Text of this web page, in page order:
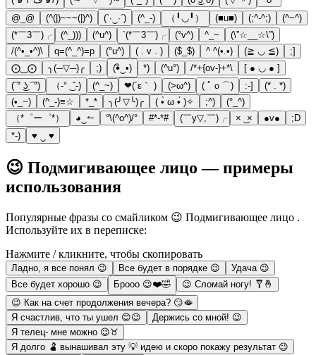
@_@
(^(|)~~~(|)^) (`∙‿∙´) (^_-) （╹◡╹） (■u■) (;^-^;)
(^~^)
(*￣3￣)╭
(^_))) (^u^) `(*￣3￣)╭ (°v^) ^_~
(\”☆__☆\”)
/(^•_•^)\
q=(^_^)=p (°u^) ( . v . ) ($_$) ^ ^(•.•) (≧ ◡ ≦)
;]
⨀‿⨀
╮(─▽─)╭ ;) (•ิ‿•) *) (^u°) /*+{ov-}+*\
[ ● ◡ ● ]
(͡ ° ͜ʖ ͡ °)
（‐° ͜ ˇ‐) (^_~) ❤(´ε｀ ) (>ω^) ( ﾟｏ⌒) :-]
(* . *)
(•_~)
(^_-)≡☆ *_* ╮(╯▽╰)╭ ( •̀ ω •́ )✧ ;^)
(°_^)
（*゜ー゜*）
◕‿↼ °\(^o^)/° #*-*# (￣y▽,￣)╭ × ͜ × ●v●
;D
*-)
♥ ‿ ♥
😉 Подмигивающее лицо — примеры
использования
Популярные фразы со смайликом 😉 Подмигивающее лицо .
Используйте их в переписке:
Нажмите / кликните, чтобы скопировать
Ладно, я все понял 😉 Все будет в порядке 😉
Удача 😉
Все будет хорошо 😉
Брооо 😉❤️🤣
😉 Сломай ногу! 🩼🤞
😉 Как на счет продолжения вечера? 😏🫦
Я счастлив, что ты ушел 😊😉
Держись со мной! 😉
Я телец- мне можно 😉♉
Я долго 🫃 вынашивал эту 💡 идею и скоро покажу результат 😉